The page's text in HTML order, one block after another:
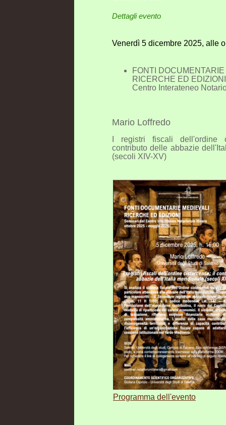
Dettagli evento
Venerdì 5 dicembre 2025, alle
FONTI
RICERCHE ED
Centro Interateneo
Mario Loffredo
I registri fiscali dell'ordine
contributo delle abbazie
(secoli XIV-XV)
Programma dell'evento